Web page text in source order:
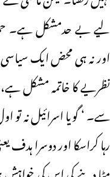
لیے بے حدمشکل ہے۔
اور نہ ہی محض ایک
نظریے کا خاتمہ مشکل
سے۔ ‘ گویا اسرائیل نہ تو
رہا کراسکا اور دوسرا